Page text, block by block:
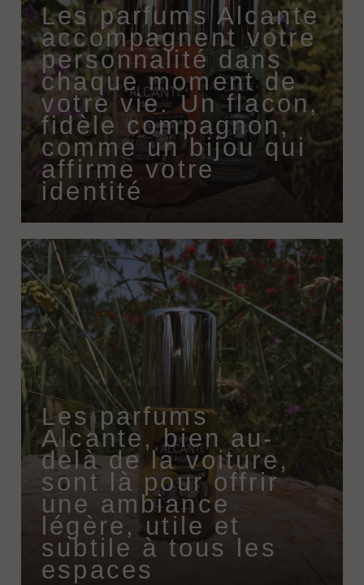
Les parfums Alcante
accompagnent votre
personnalité dans
chaque moment de
votre vie. Un flacon,
fidèle compagnon,
comme un bijou qui
affirme votre
identité
Les parfums
Alcante, bien au-
delà de la voiture,
sont là pour offrir
une ambiance
légère, utile et
subtile à tous les
espaces